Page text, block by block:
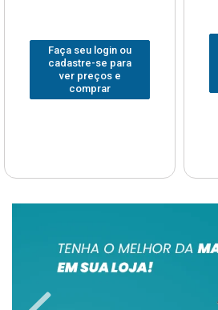
Faça seu login ou
cadastre-se para
ver preços e
comprar